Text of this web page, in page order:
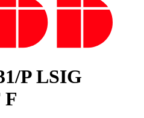
P LSIG
F